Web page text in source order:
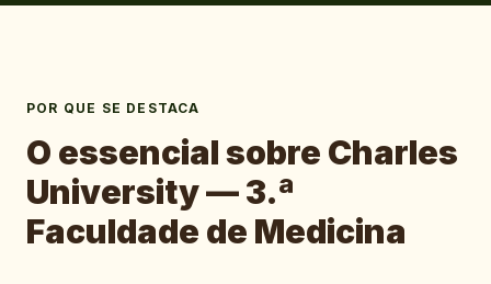
POR QUE SE DESTACA
O essencial sobre Charles
University — 3.ª
Faculdade de Medicina